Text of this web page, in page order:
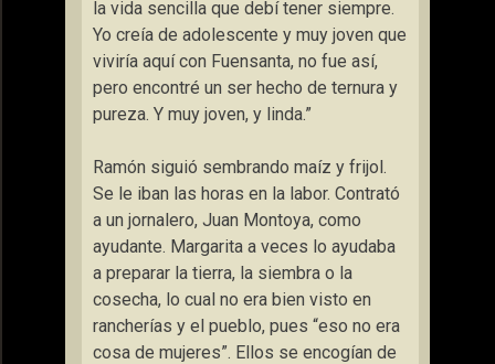
la vida sencilla que debí tener siempre.
Yo creía de adolescente y muy joven que
viviría aquí con Fuensanta, no fue así,
pero encontré un ser hecho de ternura y
pureza. Y muy joven, y linda.”
Ramón siguió sembrando maíz y frijol.
Se le iban las horas en la labor. Contrató
a un jornalero, Juan Montoya, como
ayudante. Margarita a veces lo ayudaba
a preparar la tierra, la siembra o la
cosecha, lo cual no era bien visto en
rancherías y el pueblo, pues “eso no era
cosa de mujeres”. Ellos se encogían de